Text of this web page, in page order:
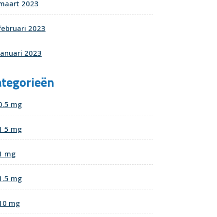
2023
2023
2023
mg
5 mg
mg
mg
mg